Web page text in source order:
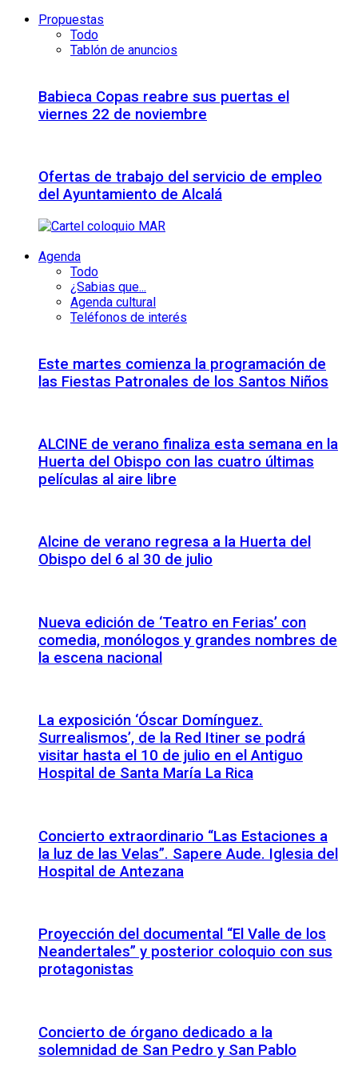
Propuestas
Todo
Tablón de anuncios
Babieca Copas reabre sus puertas el
viernes 22 de noviembre
Ofertas de trabajo del servicio de empleo
del Ayuntamiento de Alcalá
Agenda
Todo
¿Sabias que...
Agenda cultural
Teléfonos de interés
Este martes comienza la programación de
las Fiestas Patronales de los Santos Niños
ALCINE de verano finaliza esta semana en la
Huerta del Obispo con las cuatro últimas
películas al aire libre
Alcine de verano regresa a la Huerta del
Obispo del 6 al 30 de julio
Nueva edición de ‘Teatro en Ferias’ con
comedia, monólogos y grandes nombres de
la escena nacional
La exposición ‘Óscar Domínguez.
Surrealismos’, de la Red Itiner se podrá
visitar hasta el 10 de julio en el Antiguo
Hospital de Santa María La Rica
Concierto extraordinario “Las Estaciones a
la luz de las Velas”. Sapere Aude. Iglesia del
Hospital de Antezana
Proyección del documental “El Valle de los
Neandertales” y posterior coloquio con sus
protagonistas
Concierto de órgano dedicado a la
solemnidad de San Pedro y San Pablo